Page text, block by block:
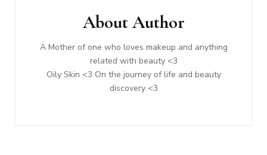
About Author
A Mother of one who loves makeup and anything
related with beauty <3
Oily Skin <3 On the journey of life and beauty
discovery <3